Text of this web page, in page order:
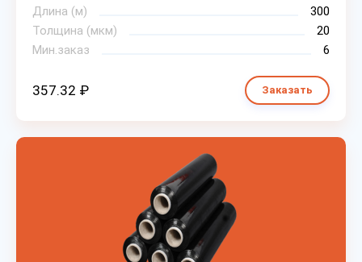
Длина (м)
300
Толщина (мкм)
20
Мин.заказ
6
357.32 ₽ Заказать